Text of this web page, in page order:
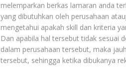
melemparkan berkas lamaran anda
yang dibutuhkan oleh perusahaan
mengetahui apakah skill dan kriteria
Dan apabila hal tersebut tidak sesuai
dalam perusahaan tersebut, maka
tersebut, sehingga ketika dibukanya